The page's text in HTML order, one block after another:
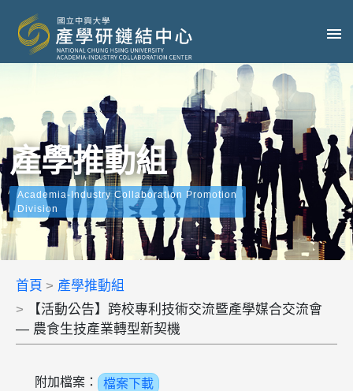
產學推動組
Academia-Industry Collaboration Promotion
Division
首頁
產學推動組
【活動公告】跨校專利技術交流暨產學媒合交流會
— 農食生技產業轉型新契機
附加檔案： 檔案下載